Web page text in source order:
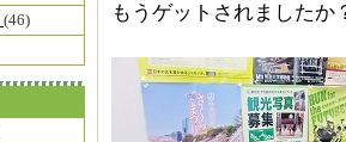
(46)
もうゲットされましたか